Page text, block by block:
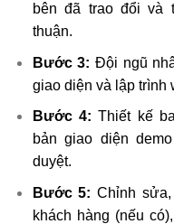
bên đã trao đổi và
thuận.
Bước 3: Đội ngũ
giao diện và lập trình
Bước 4:Thiết kế
bản giao diện
duyệt.
Bước 5:Chỉnh
khách hàng (nếu